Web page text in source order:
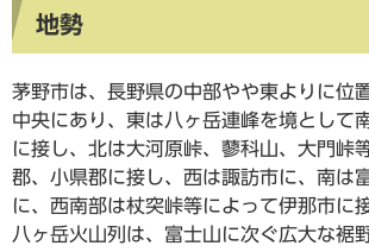
地勢
茅野市は、長野県の中部やや東よりに位
中央にあり、東は八ヶ岳連峰を境として
に接し、北は大河原峠、蓼科山、大門峠
郡、小県郡に接し、西は諏訪市に、南は
に、西南部は杖突峠等によって伊那市に
八ヶ岳火山列は、富士山に次ぐ広大な裾